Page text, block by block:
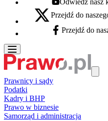
Youtube - otwiera się
Odwiedź nasz
X - otwiera się w nowej karcie
Przejdź do
Facebook - otwiera się
Przejdź do
Prawnicy i sądy
Podatki
Kadry i BHP
Prawo w biznesie
Samorząd i administracja